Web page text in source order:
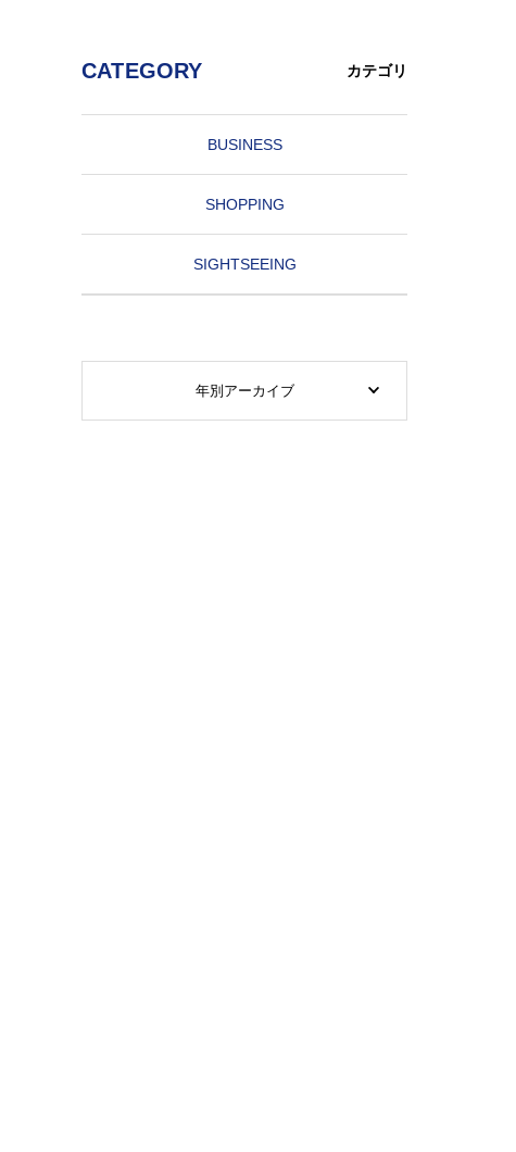
CATEGORY カテゴリ
BUSINESS
SHOPPING
SIGHTSEEING
年別アーカイブ